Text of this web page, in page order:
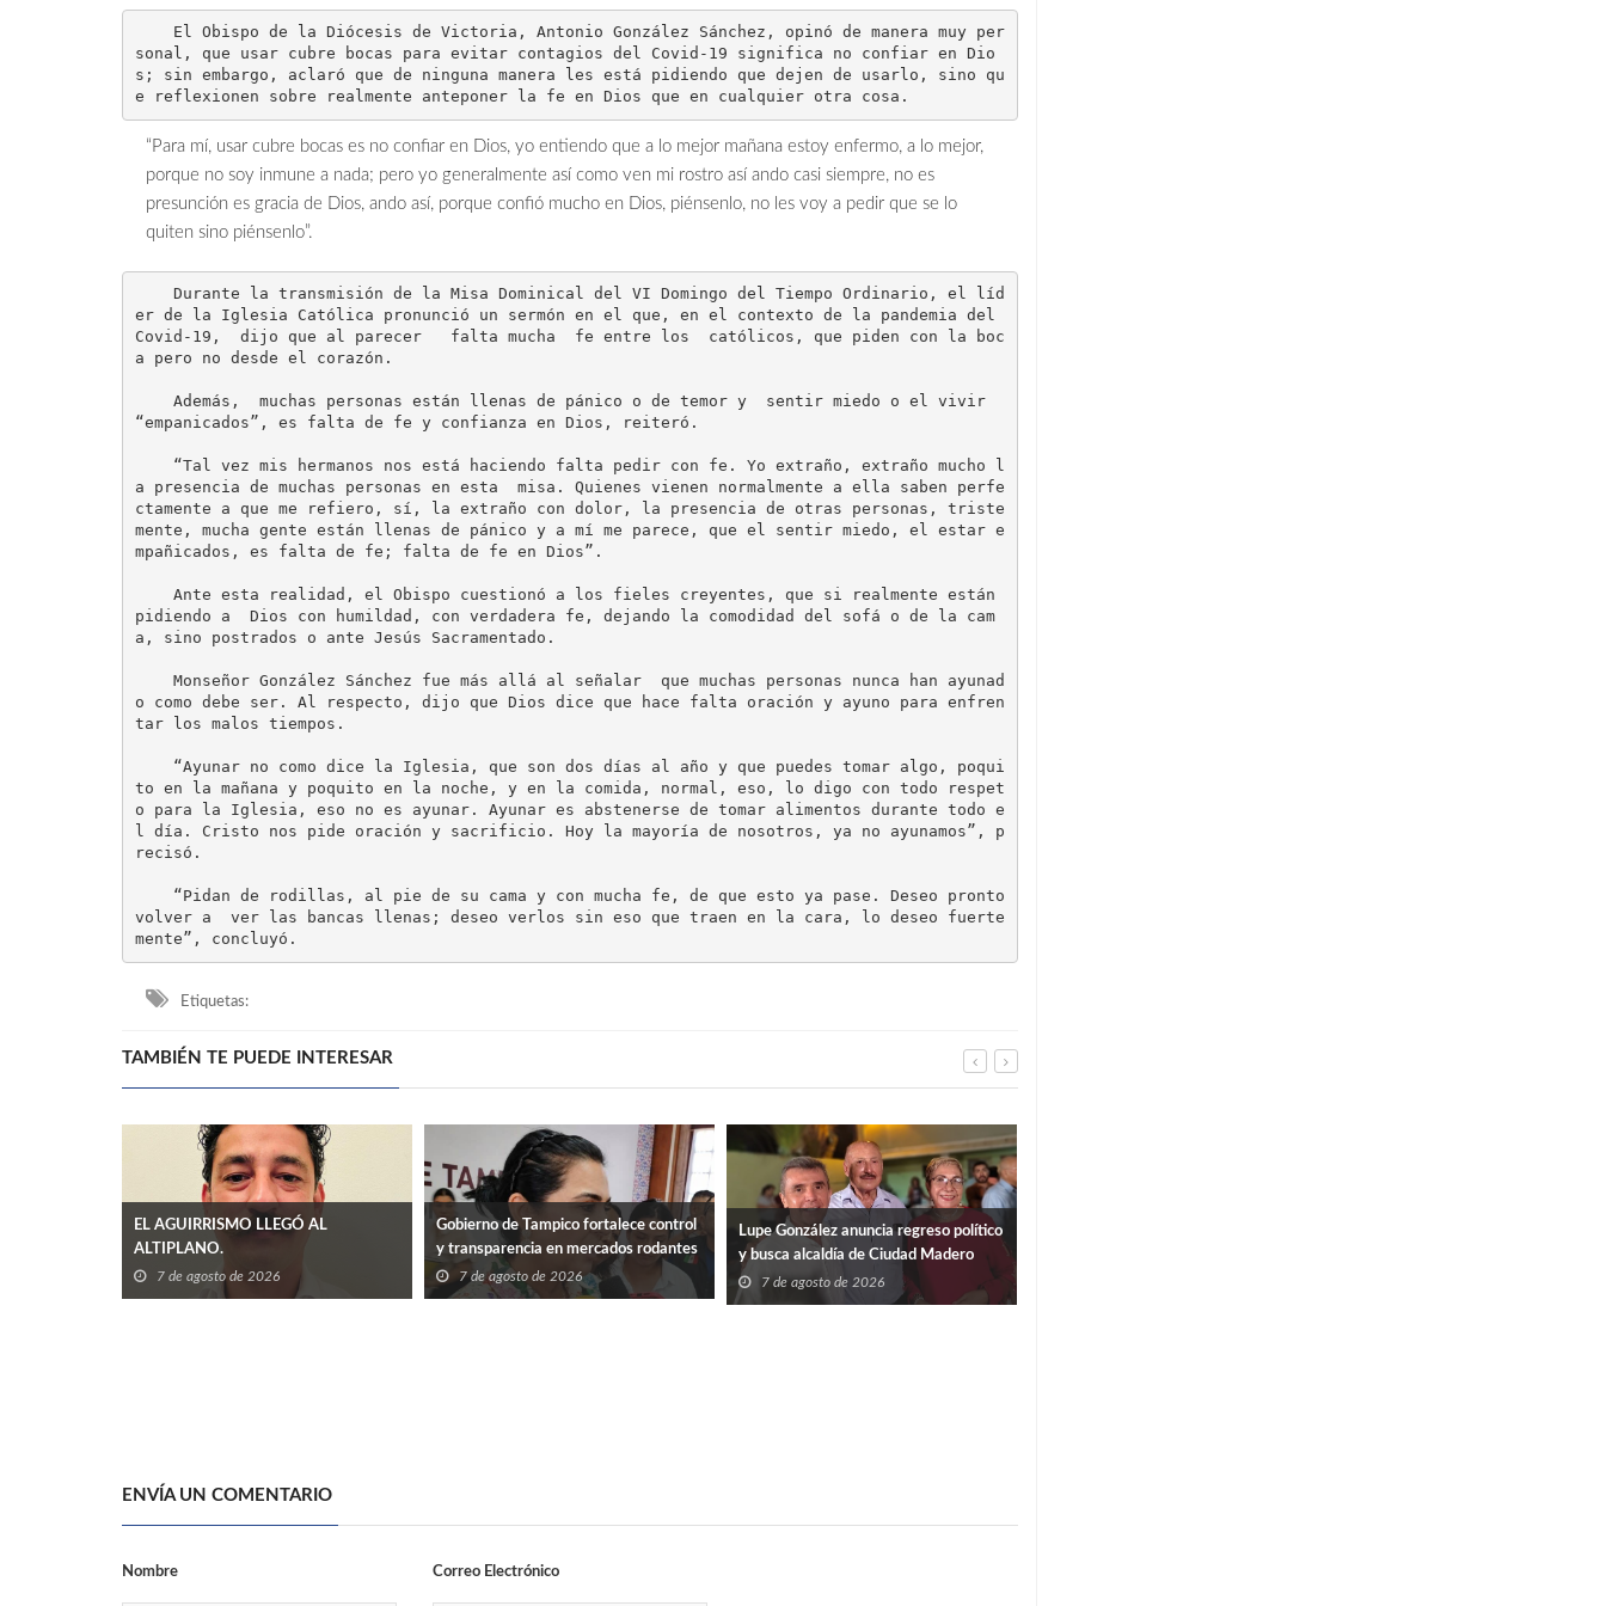
sonal, que usar cubre bocas para evitar contagios del Covid-19 significa no confiar en Dio
s; sin embargo, aclaró que de ninguna manera les está pidiendo que dejen de usarlo, sino qu
e reflexionen sobre realmente anteponer la fe en Dios que en cualquier otra cosa.
“Para mí, usar cubre bocas es no confiar en Dios, yo entiendo que a lo mejor mañana estoy enfermo, a lo mejor,
porque no soy inmune a nada; pero yo generalmente así como ven mi rostro así ando casi siempre, no es
presunción es gracia de Dios, ando así, porque confió mucho en Dios, piénsenlo, no les voy a pedir que se lo
quiten sino piénsenlo”.
er de la Iglesia Católica pronunció un sermón en el que, en el contexto de la pandemia del
Covid-19,  dijo que al parecer   falta mucha  fe entre los  católicos, que piden con la boc
a pero no desde el corazón.
“empanicados”, es falta de fe y confianza en Dios, reiteró.
a presencia de muchas personas en esta  misa. Quienes vienen normalmente a ella saben perfe
ctamente a que me refiero, sí, la extraño con dolor, la presencia de otras personas, triste
mente, mucha gente están llenas de pánico y a mí me parece, que el sentir miedo, el estar e
mpañicados, es falta de fe; falta de fe en Dios”.
pidiendo a  Dios con humildad, con verdadera fe, dejando la comodidad del sofá o de la cam
a, sino postrados o ante Jesús Sacramentado.
o como debe ser. Al respecto, dijo que Dios dice que hace falta oración y ayuno para enfren
tar los malos tiempos.
to en la mañana y poquito en la noche, y en la comida, normal, eso, lo digo con todo respet
o para la Iglesia, eso no es ayunar. Ayunar es abstenerse de tomar alimentos durante todo e
l día. Cristo nos pide oración y sacrificio. Hoy la mayoría de nosotros, ya no ayunamos”, p
recisó.
volver a  ver las bancas llenas; deseo verlos sin eso que traen en la cara, lo deseo fuerte
mente”, concluyó.
Etiquetas:
TAMBIÉN TE PUEDE INTERESAR
EL AGUIRRISMO LLEGÓ AL
ALTIPLANO.
7 de agosto de 2026
Gobierno de Tampico fortalece control
y transparencia en mercados rodantes
7 de agosto de 2026
Lupe González anuncia regreso político
y busca alcaldía de Ciudad Madero
7 de agosto de 2026
ENVÍA UN COMENTARIO
Nombre Correo Electrónico